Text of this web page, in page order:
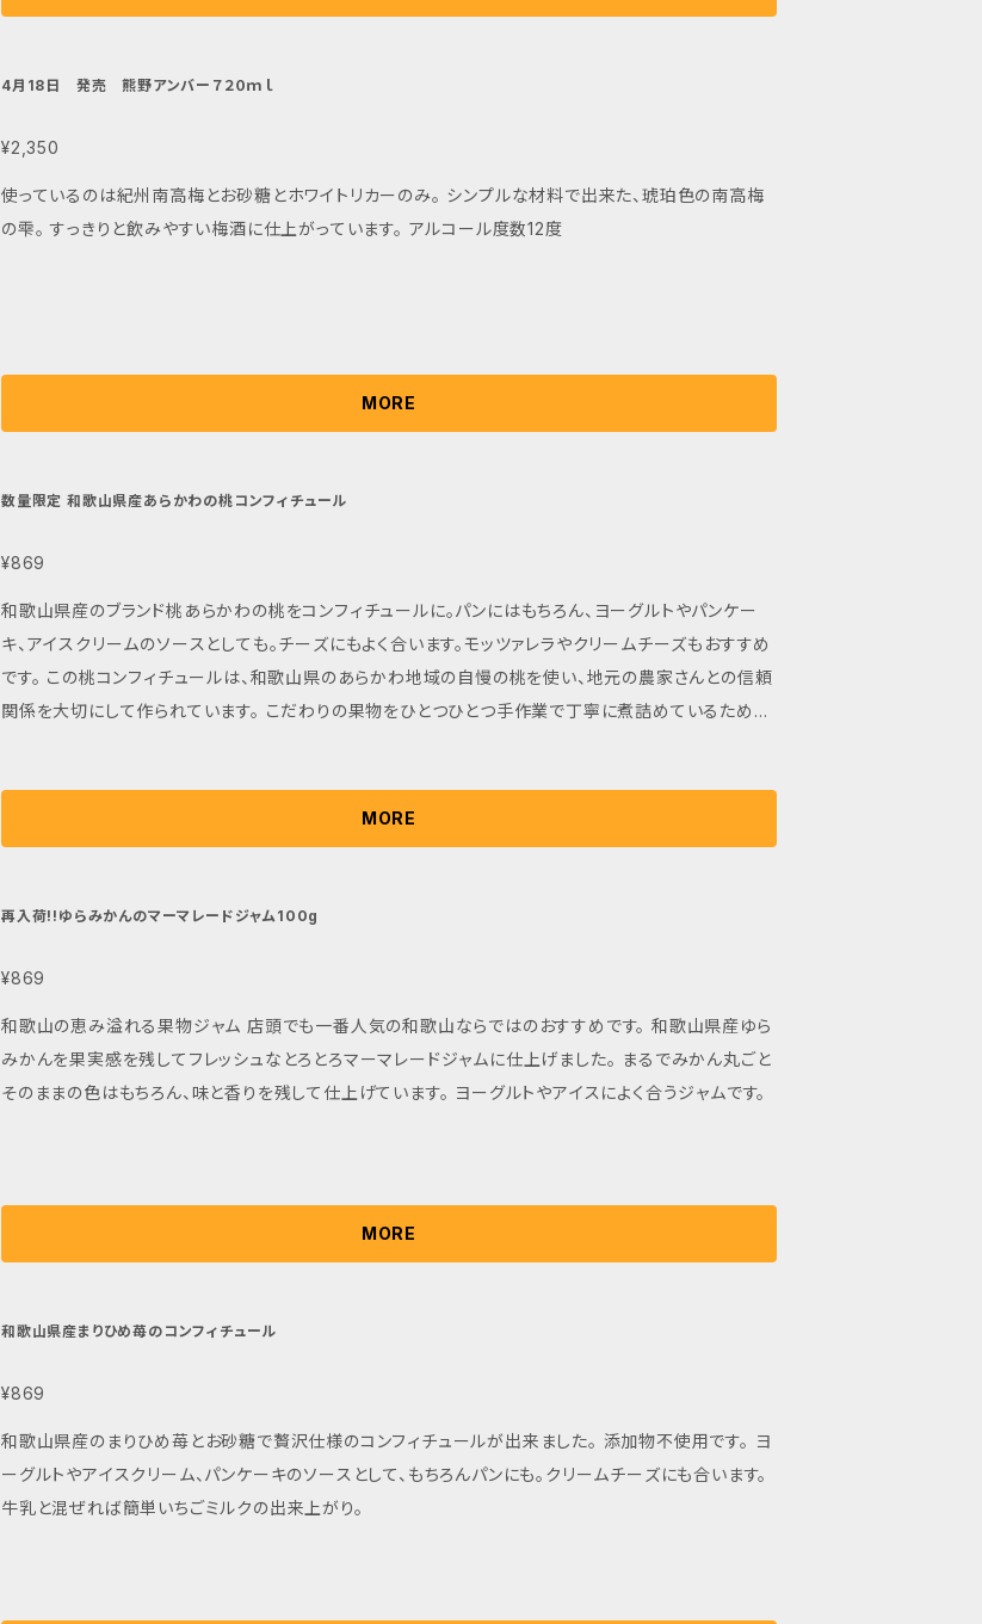
4月18日 発売 熊野アンバー７２０ｍｌ
¥2,350
使っているのは紀州南高梅とお砂糖とホワイトリカーのみ。 シンプルな材料で出来た、琥珀色の南高梅
の雫。 すっきりと飲みやすい梅酒に仕上がっています。 アルコール度数12度
MORE
数量限定 和歌山県産あらかわの桃コンフィチュール
¥869
和歌山県産のブランド桃あらかわの桃をコンフィチュールに。パンにはもちろん、ヨーグルトやパンケー
キ、アイスクリームのソースとしても。チーズにもよく合います。モッツァレラやクリームチーズもおすすめ
です。 この桃コンフィチュールは、和歌山県のあらかわ地域の自慢の桃を使い、地元の農家さんとの信頼
関係を大切にして作られています。 こだわりの果物をひとつひとつ手作業で丁寧に煮詰めているため、
チュールで、心も満たされませんか？食べることで幸せな気持ちを与え、心地よいひとときを過ごしましょ
う。 酸味と甘みのバランスは絶妙で、口に入れると広がる桃の香りにうっとりさせられます。 その美味し
食卓に彩りと華やかさをもたらします。 ※自然の果物を使用しているため、色あいや風味が異なる場合
MORE
再入荷!!ゆらみかんのマーマレードジャム100g
¥869
和歌山の恵み溢れる果物ジャム 店頭でも一番人気の和歌山ならではのおすすめです。 和歌山県産ゆら
みかんを果実感を残してフレッシュなとろとろマーマレードジャムに仕上げました。 まるでみかん丸ごと
そのままの色はもちろん、味と香りを残して仕上げています。 ヨーグルトやアイスによく合うジャムです。
MORE
和歌山県産まりひめ苺のコンフィチュール
¥869
和歌山県産のまりひめ苺とお砂糖で贅沢仕様のコンフィチュールが出来ました。 添加物不使用です。 ヨ
ーグルトやアイスクリーム、パンケーキのソースとして、もちろんパンにも。クリームチーズにも合います。
牛乳と混ぜれば簡単いちごミルクの出来上がり。